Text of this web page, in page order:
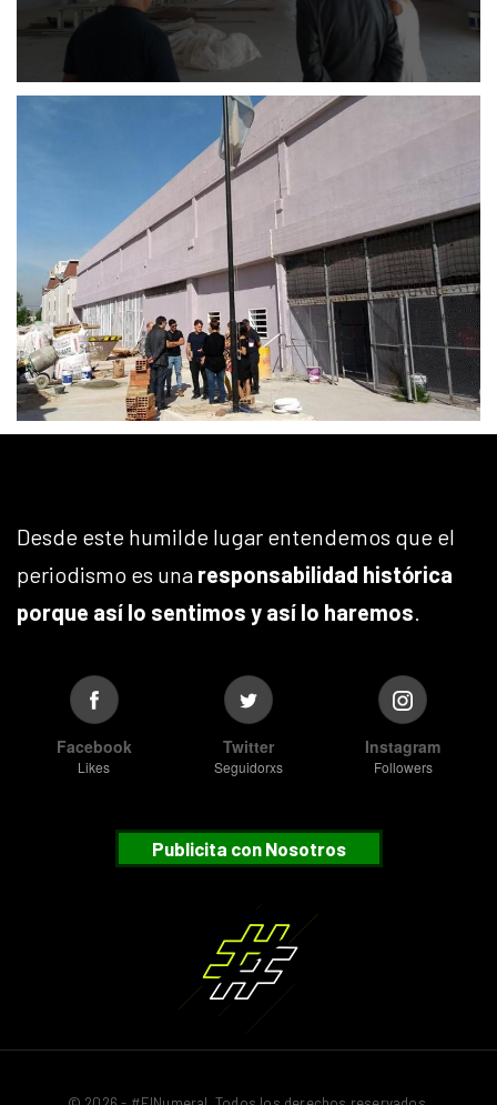
Desde este humilde lugar entendemos que el
periodismo es una responsabilidad histórica
porque así lo sentimos y así lo haremos
Facebook
Likes
Twitter
Seguidorxs
Instagram
Followers
Publicita con Nosotros